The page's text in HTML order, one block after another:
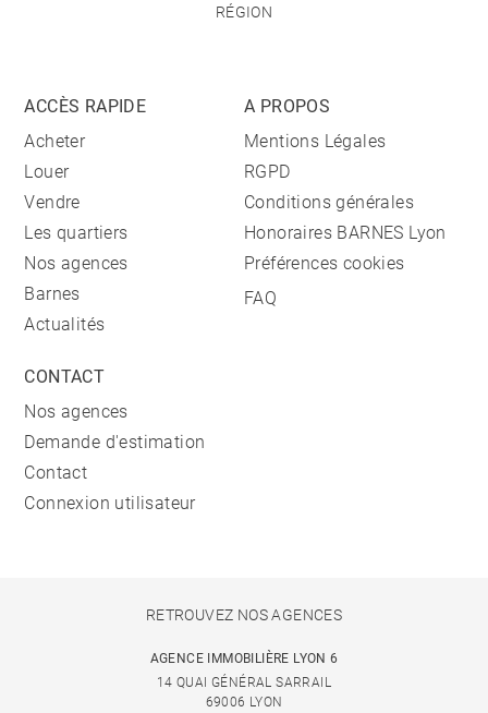
RÉGION
ACCÈS RAPIDE
Acheter
Louer
Vendre
Les quartiers
Nos agences
Barnes
Actualités
A PROPOS
Mentions Légales
RGPD
Conditions générales
Honoraires BARNES Lyon
Préférences cookies
FAQ
CONTACT
Nos agences
Demande d'estimation
Contact
Connexion utilisateur
RETROUVEZ NOS AGENCES
AGENCE IMMOBILIÈRE LYON 6
14 QUAI GÉNÉRAL SARRAIL
69006 LYON